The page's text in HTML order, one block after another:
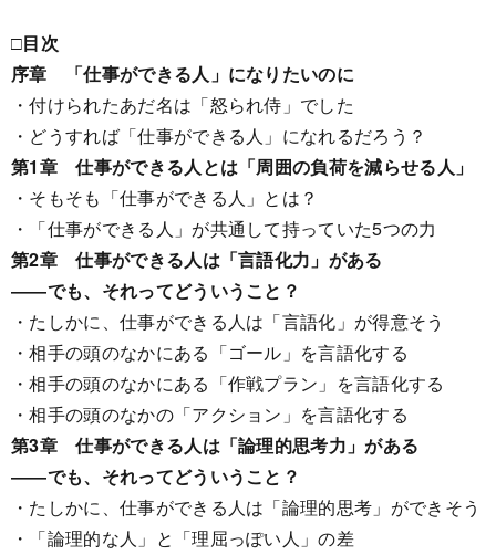
□目次
序章 「仕事ができる人」になりたいのに
・付けられたあだ名は「怒られ侍」でした
・どうすれば「仕事ができる人」になれるだろう？
第1章 仕事ができる人とは「周囲の負荷を減らせる人」
・そもそも「仕事ができる人」とは？
・「仕事ができる人」が共通して持っていた5つの力
第2章 仕事ができる人は「言語化力」がある
――でも、それってどういうこと？
・たしかに、仕事ができる人は「言語化」が得意そう
・相手の頭のなかにある「ゴール」を言語化する
・相手の頭のなかにある「作戦プラン」を言語化する
・相手の頭のなかの「アクション」を言語化する
第3章 仕事ができる人は「論理的思考力」がある
――でも、それってどういうこと？
・たしかに、仕事ができる人は「論理的思考」ができそう
・「論理的な人」と「理屈っぽい人」の差